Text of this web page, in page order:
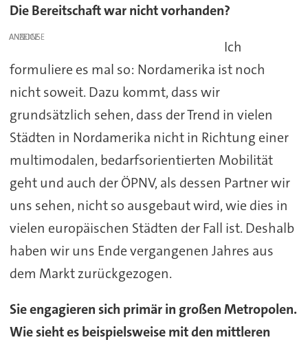
Die Bereitschaft war nicht vorhanden?
ANZEIGE
Ich
formuliere es mal so: Nordamerika ist noch
nicht soweit. Dazu kommt, dass wir
grundsätzlich sehen, dass der Trend in vielen
Städten in Nordamerika nicht in Richtung einer
multimodalen, bedarfsorientierten Mobilität
geht und auch der ÖPNV, als dessen Partner wir
uns sehen, nicht so ausgebaut wird, wie dies in
vielen europäischen Städten der Fall ist. Deshalb
haben wir uns Ende vergangenen Jahres aus
dem Markt zurückgezogen.
Sie engagieren sich primär in großen Metropolen.
Wie sieht es beispielsweise mit den mittleren